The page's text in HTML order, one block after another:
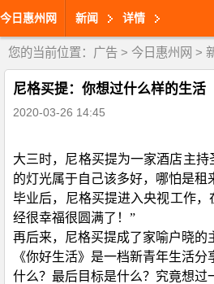
今日惠州网 新闻 详情
您的当前位置： 广告 > 今日惠州网 >
尼格买提：你想过什么样的生活
2020-03-26 14:45
大三时，尼格买提为一家酒店主持
的灯光属于自己该多好，哪怕是租
毕业后，尼格买提进入央视工作
经很幸福很圆满了！”
再后来，尼格买提成了家喻户晓的
《你好生活》是一档新青年生活
什么？最后目标是什么？究竟想过